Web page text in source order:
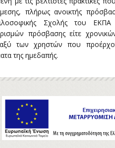
πλήρως ανοικτής
Σχολής του
πρόσβασης είτε
των χρηστών που
της ημεδαπής.